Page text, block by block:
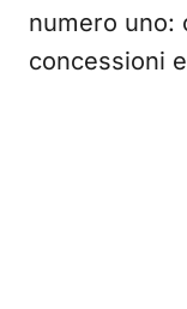
numero uno:
concessioni